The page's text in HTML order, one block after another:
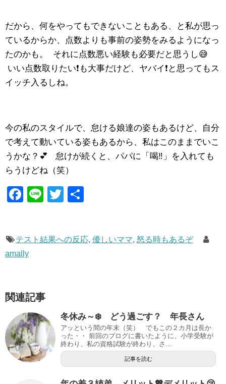
だから、何をやってもできないこともある、と私が思っ
ているからか、点数よりも事前の姿勢をみるようになっ
たのかも。 それに点数悪い経験も必要だと思うし😅
いい点数取りたい❗️も大事だけど、ヤバイ❗️と思ってもス
イッチ入るしね。
今の私のスタイルで、怠ける娘達の姿もあるけど、自分
で考えて動いている姿もあるから、私はこのままでいこ
うかな？💕 怠けが続くと、パパに「喝‼️」を入れても
らうけどね（笑）
F
e
b
o
k
Li
T
er
テスト結果への反応, 優しいママ, 怒る時もあるぞ
amally
関連記事
冬休み～❄️ どう過ごす？ 年長さん
アッという間の年末（笑） でもこの２カ月は長か
った・・ 前回のブログに書いたように、小学受験が
終わり、私の資格試験が終わり、さ...
記事を読む